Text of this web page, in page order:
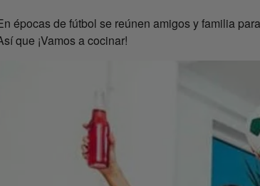
épocas de fútbol se reúnen amigos y familia
que ¡Vamos a cocinar!